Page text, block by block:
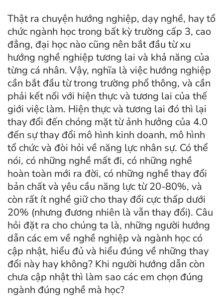
Thật ra chuyện hướng nghiệp, dạy nghề, hay tổ
chức ngành học trong bất kỳ trường cấp 3, cao
đẳng, đại học nào cũng nên bắt đầu từ xu
hướng nghề nghiệp tương lai và khả năng của
từng cá nhân. Vậy, nghĩa là việc hướng nghiệp
cần bắt đầu từ trong trường phổ thông, và cần
phải kết nối với hiện thực và tương lai của thế
giới việc làm. Hiện thực và tương lai đó thì lại
thay đổi đến chóng mặt từ ảnh hưởng của 4.0
đến sự thay đổi mô hình kinh doanh, mô hình
tổ chức và đòi hỏi về năng lực nhân sự. Có thể
nói, có những nghề mất đi, có những nghề
hoàn toàn mới ra đời, có những nghề thay đổi
bản chất và yêu cầu năng lực từ 20-80%, và
còn rất ít nghề giữ cho thay đổi cực thấp dưới
20% (nhưng đương nhiên là vẫn thay đổi). Câu
hỏi đặt ra cho chúng ta là, những người hướng
dẫn các em về nghề nghiệp và ngành học có
cập nhật, hiểu đủ và hiểu đúng về những thay
đổi này hay không? Khi người hướng dẫn còn
chưa cập nhật thì làm sao các em chọn đúng
ngành đúng nghề mà học?